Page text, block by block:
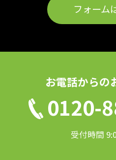
フォーム
お電話からの
0120-
受付時間